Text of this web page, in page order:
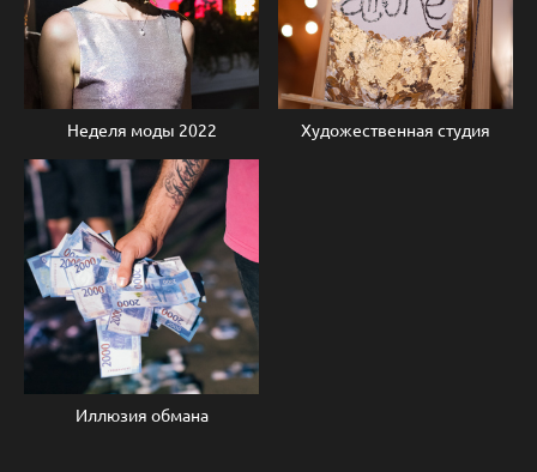
Неделя моды 2022 Художественная студия
Иллюзия обмана